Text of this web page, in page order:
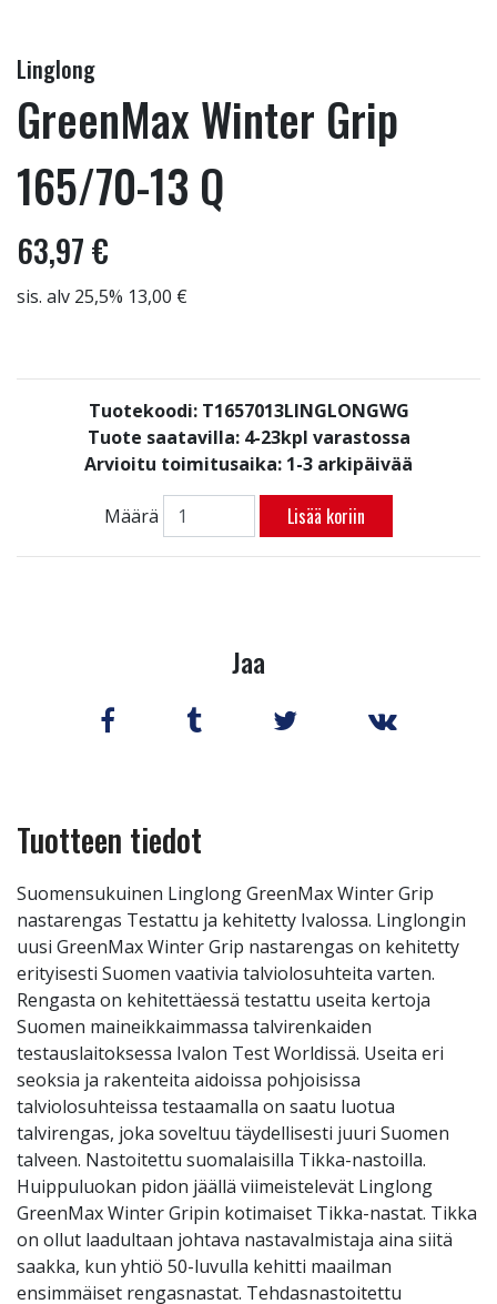
Linglong
GreenMax Winter Grip
165/70-13 Q
63,97 €
sis. alv 25,5% 13,00 €
Tuotekoodi: T1657013LINGLONGWG
Tuote saatavilla: 4-23kpl varastossa
Arvioitu toimitusaika: 1-3 arkipäivää
Määrä Lisää koriin
Jaa
Tuotteen tiedot
Suomensukuinen Linglong GreenMax Winter Grip
nastarengas Testattu ja kehitetty Ivalossa. Linglongin
uusi GreenMax Winter Grip nastarengas on kehitetty
erityisesti Suomen vaativia talviolosuhteita varten.
Rengasta on kehitettäessä testattu useita kertoja
Suomen maineikkaimmassa talvirenkaiden
testauslaitoksessa Ivalon Test Worldissä. Useita eri
seoksia ja rakenteita aidoissa pohjoisissa
talviolosuhteissa testaamalla on saatu luotua
talvirengas, joka soveltuu täydellisesti juuri Suomen
talveen. Nastoitettu suomalaisilla Tikka-nastoilla.
Huippuluokan pidon jäällä viimeistelevät Linglong
GreenMax Winter Gripin kotimaiset Tikka-nastat. Tikka
on ollut laadultaan johtava nastavalmistaja aina siitä
saakka, kun yhtiö 50-luvulla kehitti maailman
ensimmäiset rengasnastat. Tehdasnastoitettu